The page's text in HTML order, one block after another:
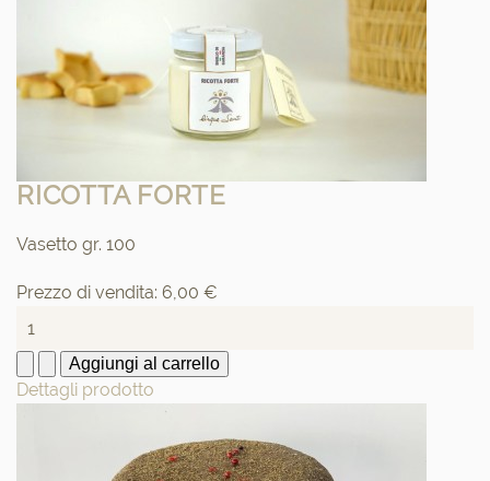
RICOTTA FORTE
Vasetto gr. 100
Prezzo di vendita: 6,00 €
Dettagli prodotto